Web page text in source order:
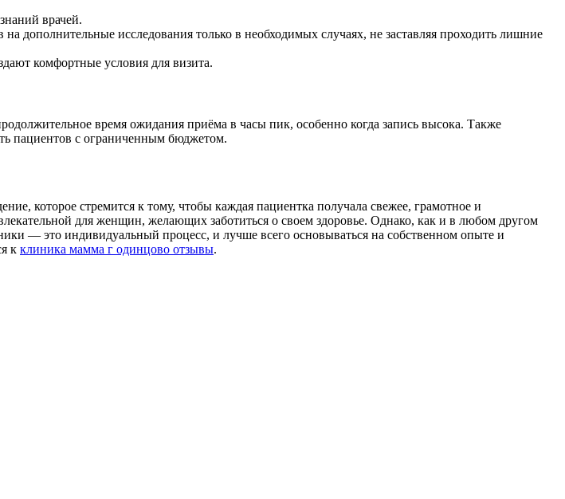
врачей.
дополнительные исследования только в необходимых случаях, не заставляя проходить лишние
комфортные условия для визита.
время ожидания приёма в часы пик, особенно когда запись высока. Также
пациентов с ограниченным бюджетом.
которое стремится к тому, чтобы каждая пациентка получала свежее, грамотное и
для женщин, желающих заботиться о своем здоровье. Однако, как и в любом другом
— это индивидуальный процесс, и лучше всего основываться на собственном опыте и
к клиника мамма г одинцово отзывы.